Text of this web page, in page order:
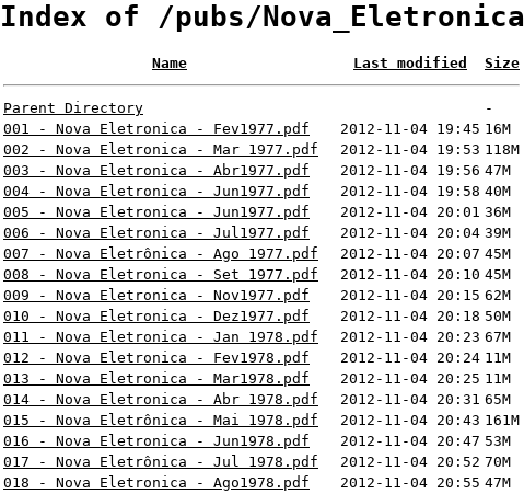
Index of /pubs/Nova_Eletronica
Name Last modified Size
Parent Directory
-
001 - Nova Eletronica - Fev1977.pdf
2012-11-04 19:45 16M
002 - Nova Eletronica - Mar 1977.pdf
2012-11-04 19:53 118M
003 - Nova Eletronica - Abr1977.pdf
2012-11-04 19:56 47M
004 - Nova Eletronica - Jun1977.pdf
2012-11-04 19:58 40M
005 - Nova Eletronica - Jun1977.pdf
2012-11-04 20:01 36M
006 - Nova Eletronica - Jul1977.pdf
2012-11-04 20:04 39M
007 - Nova Eletrônica - Ago 1977.pdf
2012-11-04 20:07 45M
008 - Nova Eletronica - Set 1977.pdf
2012-11-04 20:10 45M
009 - Nova Eletronica - Nov1977.pdf
2012-11-04 20:15 62M
010 - Nova Eletronica - Dez1977.pdf
2012-11-04 20:18 50M
011 - Nova Eletronica - Jan 1978.pdf
2012-11-04 20:23 67M
012 - Nova Eletronica - Fev1978.pdf
2012-11-04 20:24 11M
013 - Nova Eletronica - Mar1978.pdf
2012-11-04 20:25 11M
014 - Nova Eletronica - Abr 1978.pdf
2012-11-04 20:31 65M
015 - Nova Eletrônica - Mai 1978.pdf
2012-11-04 20:43 161M
016 - Nova Eletronica - Jun1978.pdf
2012-11-04 20:47 53M
017 - Nova Eletrônica - Jul 1978.pdf
2012-11-04 20:52 70M
018 - Nova Eletronica - Ago1978.pdf
2012-11-04 20:55 47M